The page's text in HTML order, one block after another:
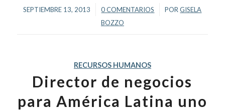
SEPTIEMBRE 13, 2013
/ 0 COMENTARIOS
/ PORGISELA
BOZZO
RECURSOS HUMANOS
Director de negocios
para América Latina uno